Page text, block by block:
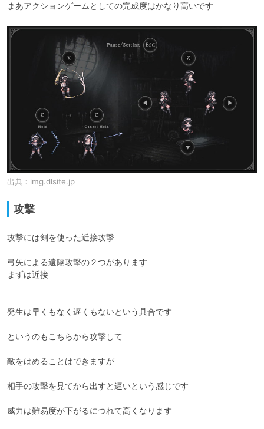
まあアクションゲームとしての完成度はかなり高いです
出典： img.dlsite.jp
攻撃
攻撃には剣を使った近接攻撃
弓矢による遠隔攻撃の２つがあります
まずは近接
発生は早くもなく遅くもないという具合です
というのもこちらから攻撃して
敵をはめることはできますが
相手の攻撃を見てから出すと遅いという感じです
威力は難易度が下がるにつれて高くなります